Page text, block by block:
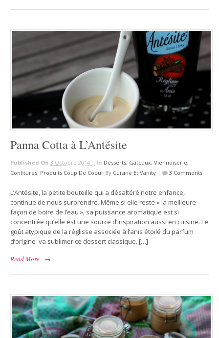
Panna Cotta à L’Antésite
Published On3 Octobre 2014 | In Desserts, Gâteaux, Viennoiserie,
Confitures, Produits Coup De Coeur By Cuisine Et Vanity | 3 Comments
L’Antésite, la petite bouteille qui a désaltéré notre enfance,
continue de nous surprendre. Même si elle reste « la meilleure
façon de boire de l’eau », sa puissance aromatique est si
concentrée qu’elle est une source d’inspiration aussi en cuisine. Le
goût atypique de la réglisse associée à l’anis étoilé du parfum
d’origine va sublimer ce dessert classique. […]
Read More
→